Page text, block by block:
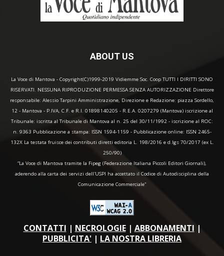
ABOUT US
La Voce di Mantova - Copyright(C)1999-2019 Vidiemme Soc. Coop TUTTI I DIRITTI SONO
RISERVATI. NESSUNA RIPRODUZIONE PERMESSA SENZA AUTORIZZAZIONE Direttore
responsabile: Alessio Tarpini Amministrazione, Direzione e Redazione: piazza Sordello,
12 - Mantova - P.IVA, C.F. e R.I. 01898140205 - R.E.A. 0207279 (Mantova) iscrizione al
Tribunale: iscritta al Tribunale di Mantova al n. 25 del 30/11/1992 - iscrizione al ROC:
n. 9363 Pubblicazione a stampa: ISSN 1594-1159 - Pubblicazione online: ISSN 2465-
132X La testata fruisce dei contributi diretti editoria L. 198/2016 e d.lgs 70/2017 (ex L.
250/90)
“La Voce di Mantova tramite la Fipeg (Federazione Italiana Piccoli Editori Giornali),
aderendo alla carta dei servizi dell'USPI ha accettato il Codice di Autodisciplina della
Comunicazione Commerciale"
CONTATTI | NECROLOGIE| ABBONAMENTI |
PUBBLICITA' | LA NOSTRA LIBRERIA